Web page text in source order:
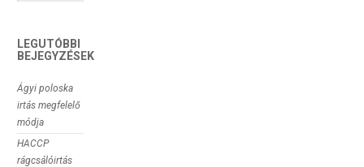
LEGUTÓBBI
BEJEGYZÉSEK
Ágyi poloska
irtás megfelelő
módja
HACCP
rágcsálóirtás